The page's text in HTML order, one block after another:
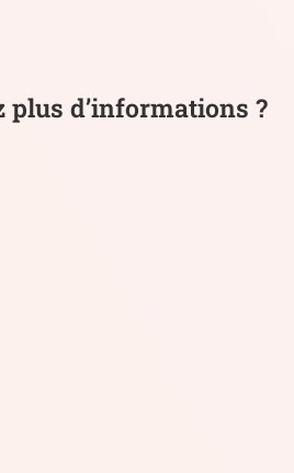
plus d’informations ?